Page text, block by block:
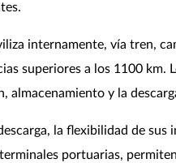
internamente, vía tren,
superiores a los 1100
almacenamiento y la
la flexibilidad de
portuarias,